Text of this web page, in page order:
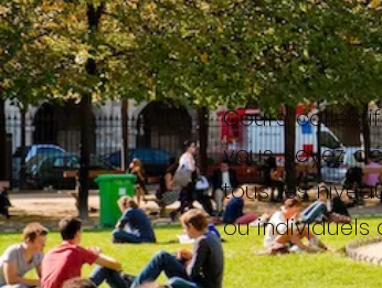
Cours
vous soyez
tous les
ou individuels